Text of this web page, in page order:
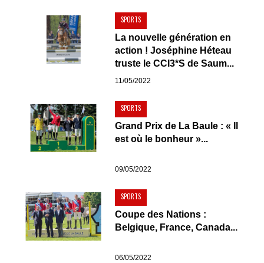
SPORTS
La nouvelle génération en
action ! Joséphine Héteau
truste le CCI3*S de Saum...
11/05/2022
SPORTS
Grand Prix de La Baule : « Il
est où le bonheur »...
09/05/2022
SPORTS
Coupe des Nations :
Belgique, France, Canada...
06/05/2022